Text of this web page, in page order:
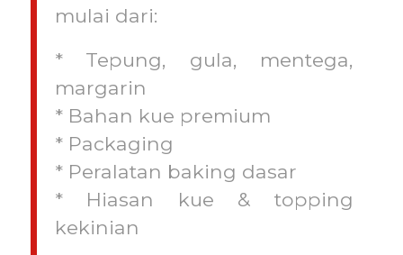
mulai dari:
* Tepung, gula, mentega,
margarin
* Bahan kue premium
* Packaging
* Peralatan baking dasar
* Hiasan kue & topping
kekinian